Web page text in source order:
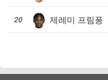
20 제레미 프림퐁